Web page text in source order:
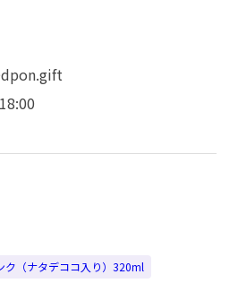
ク（ナタデココ入り）320ml